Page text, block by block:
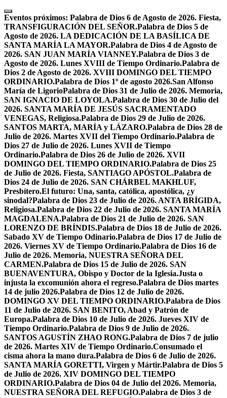
Skip
to
content
Eventos próximos: Palabra de Dios 6 de Agosto de 2026. Fiesta,
TRANSFIGURACIÓN DEL SEÑOR.Palabra de Dios 5 de
Agosto de 2026. LA DEDICACIÓN DE LA BASÍLICA DE
SANTA MARÍA LA MAYOR.Palabra de Dios 4 de Agosto de
2026. SAN JUAN MARÍA VIANNEY.Palabra de Dios 3 de
Agosto de 2026. Lunes XVIII de Tiempo Ordinario.Palabra de
Dios 2 de Agosto de 2026. XVIII DOMINGO DEL TIEMPO
ORDINARIO.Palabra de Dios 1º de agosto 2026.San Alfonso
María de LigorioPalabra de Dios 31 de Julio de 2026. Memoria,
SAN IGNACIO DE LOYOLA.Palabra de Dios 30 de Julio del
2026. SANTA MARÍA DE JESÚS SACRAMENTADO
VENEGAS, Religiosa.Palabra de Dios 29 de Julio de 2026.
SANTOS MARTA, MARÍA y LÁZARO.Palabra de Dios 28 de
Julio de 2026. Martes XVII del Tiempo Ordinario.Palabra de
Dios 27 de Julio de 2026. Lunes XVII de Tiempo
Ordinario.Palabra de Dios 26 de Julio de 2026. XVII
DOMINGO DEL TIEMPO ORDINARIO.Palabra de Dios 25
de Julio de 2026. Fiesta, SANTIAGO APÓSTOL.Palabra de
Dios 24 de Julio de 2026. SAN CHÁRBEL MAKHLUF,
Presbítero.El futuro: Una, santa, católica, apostólica, ¿y
sinodal?Palabra de Dios 23 de Julio de 2026. ANTA BRÍGIDA,
Religiosa.Palabra de Dios 22 de Julio de 2026. SANTA MARÍA
MAGDALENA.Palabra de Dios 21 de Julio de 2026. SAN
LORENZO DE BRÍNDIS.Palabra de Dios 18 de Julio de 2026.
Sabado XV de Tiempo Odinario.Palabra de Dios 17 de Julio de
2026. Viernes XV de Tiempo Ordinario.Palabra de Dios 16 de
Julio de 2026. Memoria, NUESTRA SEÑORA DEL
CARMEN.Palabra de Dios 15 de Julio de 2026. SAN
BUENAVENTURA, Obispo y Doctor de la Iglesia.Justa o
injusta la excomunión ahora el regreso.Palabra de Dios martes
14 de julio 2026.Palabra de Dios 12 de Julio de 2026.
DOMINGO XV DEL TIEMPO ORDINARIO.Palabra de Dios
11 de Julio de 2026. SAN BENITO, Abad y Patrón de
Europa.Palabra de Dios 10 de Julio de 2026. Jueves XIV de
Tiempo Ordinario.Palabra de Dios 9 de Julio de 2026.
SANTOS AGUSTÍN ZHAO RONG.Palabra de Dios 7 de julio
de 2026. Martes XIV de Tiempo Ordinario.Consumado el
cisma ahora la mano dura.Palabra de Dios 6 de Julio de 2026.
SANTA MARÍA GORETTI, Virgen y Mártir.Palabra de Dios 5
de Julio de 2026. XIV DOMINGO DEL TIEMPO
ORDINARIO.Palabra de Dios 04 de Julio del 2026. Memoria,
NUESTRA SEÑORA DEL REFUGIO.Palabra de Dios 3 de